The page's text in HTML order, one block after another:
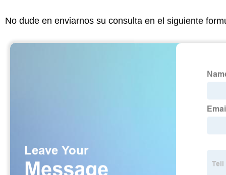
No dude en enviarnos su consulta en el siguiente